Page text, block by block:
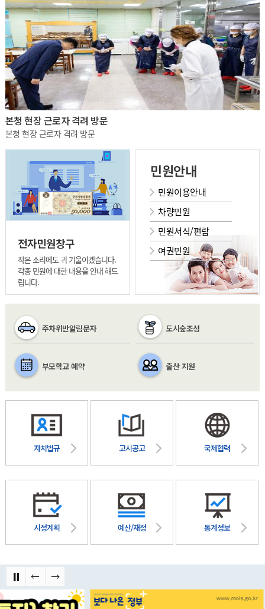
본청 현장 근로자 격려 방문
본청 현장 근로자 격려 방문
전자민원창구
작은 소리에도 귀 기울이겠습니다.
각종 민원에 대한 내용을 안내 해드
립니다.
민원안내
민원이용안내
차량민원
민원서식/편람
여권민원
주차위반알림문자
부모학교 예약
도시숲조성
출산 지원
자치법규 고시공고 국제협력
시정계획 예산/재정 통계정보